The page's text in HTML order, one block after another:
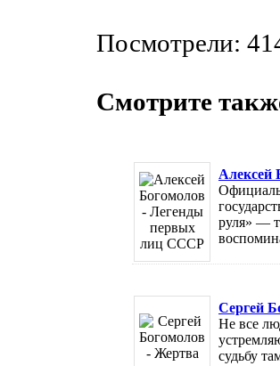
Посмотрели:
Смотрите
Алексей
руля» —
Сергей
Не все
судьбу